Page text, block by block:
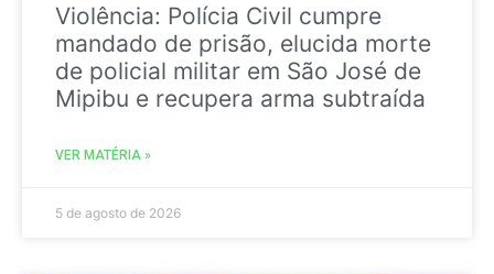
Violência: Polícia Civil cumpre
mandado de prisão, elucida morte
de policial militar em São José de
Mipibu e recupera arma subtraída
VER MATÉRIA »
5 de agosto de 2026